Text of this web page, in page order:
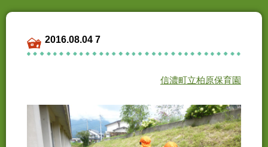
2016.08.04 7
信濃町立柏原保育園